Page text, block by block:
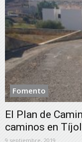
Fomento
El Plan de
caminos en
9 septiembre, 2019